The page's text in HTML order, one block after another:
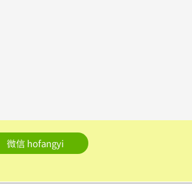
微信 hofangyi